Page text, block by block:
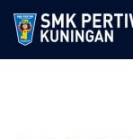
Langsung
isi